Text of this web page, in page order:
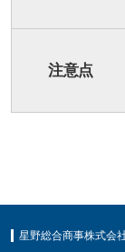
注意点
星野総合商事株式会